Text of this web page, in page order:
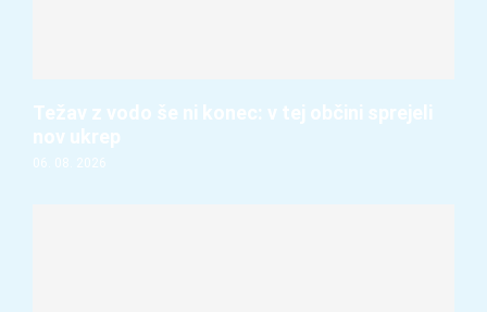
Težav z vodo še ni konec: v tej občini sprejeli
nov ukrep
06. 08. 2026